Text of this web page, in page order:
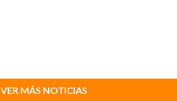
VER MÁS NOTICIAS